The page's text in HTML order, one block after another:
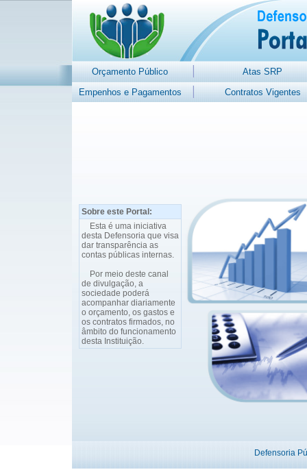
Orçamento Público
Atas SRP
Empenhos e Pagamentos
Contratos Vigentes
Sobre este Portal:
Esta é uma iniciativa
desta Defensoria que visa
dar transparência as
contas públicas internas.
Por meio deste canal
de divulgação, a
sociedade poderá
acompanhar diariamente
o orçamento, os gastos e
os contratos firmados, no
âmbito do funcionamento
desta Instituição.
Defensoria